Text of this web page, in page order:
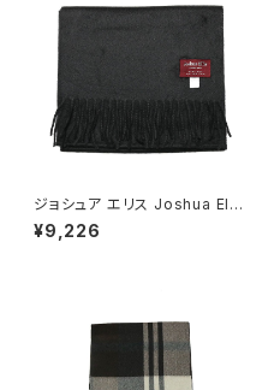
ジョシュア エリス Joshua Elli
s カシミヤマフラー RWC5052
2 メンズ レディース ブラック 無
¥9,226